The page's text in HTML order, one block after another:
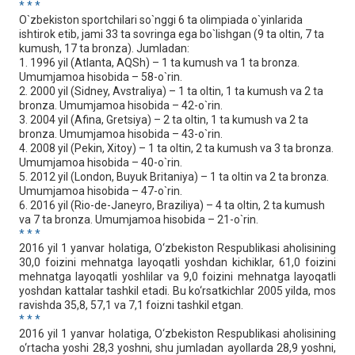
* * *
O`zbekiston sportchilari so`nggi 6 ta olimpiada o`yinlarida
ishtirok etib, jami 33 ta sovringa ega bo`lishgan (9 ta oltin, 7 ta
kumush, 17 ta bronza). Jumladan:
1. 1996 yil (Atlanta, AQSh) – 1 ta kumush va 1 ta bronza.
Umumjamoa hisobida – 58-o`rin.
2. 2000 yil (Sidney, Avstraliya) – 1 ta oltin, 1 ta kumush va 2 ta
bronza. Umumjamoa hisobida – 42-o`rin.
3. 2004 yil (Afina, Gretsiya) – 2 ta oltin, 1 ta kumush va 2 ta
bronza. Umumjamoa hisobida – 43-o`rin.
4. 2008 yil (Pekin, Xitoy) – 1 ta oltin, 2 ta kumush va 3 ta bronza.
Umumjamoa hisobida – 40-o`rin.
5. 2012 yil (London, Buyuk Britaniya) – 1 ta oltin va 2 ta bronza.
Umumjamoa hisobida – 47-o`rin.
6. 2016 yil (Rio-de-Janeyro, Braziliya) – 4 ta oltin, 2 ta kumush
va 7 ta bronza. Umumjamoa hisobida – 21-o`rin.
* * *
2016 yil 1 yanvar holatiga, O‘zbekiston Respublikasi aholisining
30,0 foizini mehnatga layoqatli yoshdan kichiklar, 61,0 foizini
mehnatga layoqatli yoshlilar va 9,0 foizini mehnatga layoqatli
yoshdan kattalar tashkil etadi. Bu ko‘rsatkichlar 2005 yilda, mos
ravishda 35,8, 57,1 va 7,1 foizni tashkil etgan.
* * *
2016 yil 1 yanvar holatiga, O‘zbekiston Respublikasi aholisining
o‘rtacha yoshi 28,3 yoshni, shu jumladan ayollarda 28,9 yoshni,